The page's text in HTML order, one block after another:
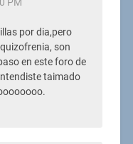
por dia,pero
son
en este foro de
taimado